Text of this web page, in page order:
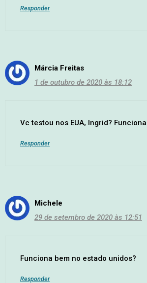
Responder
Márcia Freitas
1 de outubro de 2020 às 18:12
Vc testou nos EUA, Ingrid?
Responder
Michele
29 de setembro de 2020 às 12:51
Funciona bem no estado unidos?
Responder